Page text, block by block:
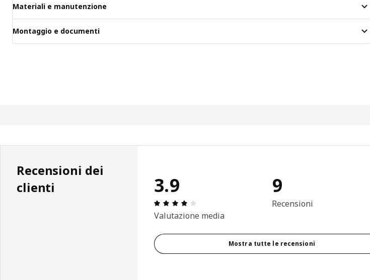
Materiali e manutenzione
Montaggio e documenti
Recensioni dei
clienti
3.9
Recensione: 3.9 di 5 stelle. Recensioni totali: 9
Valutazione media
9
Recensioni
Mostra tutte le recensioni